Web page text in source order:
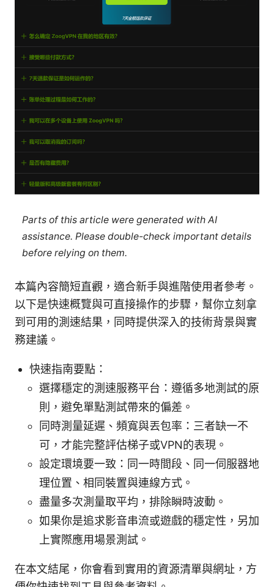
Parts of this article were generated with AI
assistance. Please double-check important details
before relying on them.
本篇內容簡短直觀，適合新手與進階使用者參考。
以下是快速概覽與可直接操作的步驟，幫你立刻拿
到可用的測速結果，同時提供深入的技術背景與實
務建議。
快速指南要點：
選擇穩定的測速服務平台：遵循多地測試的原
則，避免單點測試帶來的偏差。
同時測量延遲、頻寬與丟包率：三者缺一不
可，才能完整評估梯子或VPN的表現。
設定環境要一致：同一時間段、同一伺服器地
理位置、相同裝置與連線方式。
盡量多次測量取平均，排除瞬時波動。
如果你是追求影音串流或遊戲的穩定性，另加
上實際應用場景測試。
在本文結尾，你會看到實用的資源清單與網址，方